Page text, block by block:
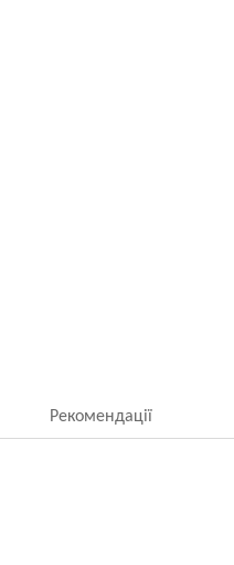
Рекомендації